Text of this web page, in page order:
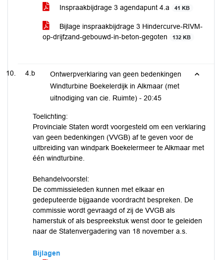
Inspraakbijdrage 3 agendapunt 4.a 41 KB
Bijlage inspraakbijdrage 3 Hindercurve-RIVM-
op-drijfzand-gebouwd-in-beton-gegoten
132 KB
4.b
Ontwerpverklaring van geen bedenkingen
Windturbine Boekelerdijk in Alkmaar (met
uitnodiging van cie. Ruimte) - 20:45
Toelichting:
Provinciale Staten wordt voorgesteld om een verklaring
van geen bedenkingen (VVGB) af te geven voor de
uitbreiding van windpark Boekelermeer te Alkmaar met
één windturbine.
Behandelvoorstel:
De commissieleden kunnen met elkaar en
gedeputeerde bijgaande voordracht bespreken. De
commissie wordt gevraagd of zij de VVGB als
hamerstuk of als bespreekstuk wenst door te geleiden
naar de Statenvergadering van 18 november a.s.
Bijlagen